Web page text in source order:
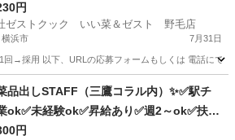
円
ゼストクック いい菜＆ゼスト 野毛店
浜市 7月31日
回→採用 以下、URLの応募フォームもしくは 電話にて
ン
品出しSTAFF（三鷹コラル内）✨✅駅チ
ok✅未経験ok✅昇給あり✅週2～ok✅扶養
円